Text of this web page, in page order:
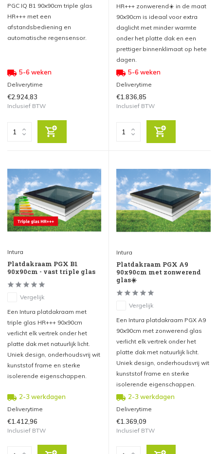
PGC IQ B1 90x90cm triple glas
HR+++ met een
afstandsbediening en
automatische regensensor.
5-6 weken
Deliverytime
€2.924,83
Inclusief BTW
HR+++ zonwerend☀️ in de maat
90x90cm is ideaal voor extra
daglicht met minder warmte
onder het platte dak en een
prettiger binnenklimaat op hete
dagen.
5-6 weken
Deliverytime
€1.836,85
Inclusief BTW
Intura
Platdakraam PGX B1
90x90cm - vast triple glas
Vergelijk
Een Intura platdakraam met
triple glas HR+++ 90x90cm
verlicht elk vertrek onder het
platte dak met natuurlijk licht.
Uniek design, onderhoudsvrij wit
kunststof frame en sterke
isolerende eigenschappen.
2-3 werkdagen
Deliverytime
€1.412,96
Inclusief BTW
Intura
Platdakraam PGX A9
90x90cm met zonwerend
glas☀️
Vergelijk
Een Intura platdakraam PGX A9
90x90cm met zonwerend glas
verlicht elk vertrek onder het
platte dak met natuurlijk licht.
Uniek design, onderhoudsvrij wit
kunststof frame en sterke
isolerende eigenschappen.
2-3 werkdagen
Deliverytime
€1.369,09
Inclusief BTW